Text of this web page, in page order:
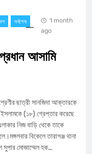
সর্বশেষ
1 month
ago
আসামি
ছাত্রী সানজিদা আক্তারকে
(১৮) গ্রেপ্তার করেছে
নিজ বাড়ি থেকে তাকে
বিকেলে তারাগঞ্জ থানা
সুপার মোজাম্মেল হক…